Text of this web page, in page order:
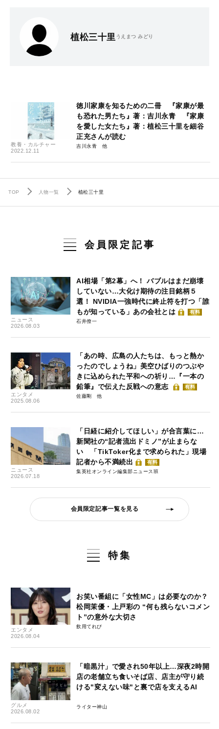
植松三十里 うえまつ みどり
教養・カルチャー
2022.12.11
徳川家康を知るための二冊 『家康が最
も恐れた男たち』著：吉川永青 『家康
を愛した女たち』著：植松三十里を細谷
正充さんが読む
吉川永青
TOP 人物一覧 植松三十里
会員限定記事
ニュース
2026.08.03
AI相場「第2幕」へ！ バブルはまだ崩壊
していない…大化け期待の注目銘柄５
選！ NVIDIA一強時代に終止符を打つ「誰
もが知っている」あの会社とは
有料
石井僚一
エンタメ
2025.08.06
「あの時、広島の人たちは、もっと熱か
ったのでしょうね」美空ひばりのつぶや
きに込められた平和への祈り…『一本の
鉛筆』で伝えた反戦への意志
有料
佐藤剛
ニュース
2026.07.18
「日経に紹介してほしい」が合言葉に…
新聞社の“記者流出ドミノ”が止まらな
い 「TikToker化まで求められた」現場
記者から不満続出
有料
集英社オンライン編集部ニュース班
会員限定記事一覧を見る
特集
エンタメ
2026.08.04
お笑い番組に「女性MC」は必要なのか？
松岡茉優・上戸彩の “何も残らないコメン
ト”の意外な大切さ
飲用てれび
グルメ
2026.08.02
「暗黒汁」で愛され50年以上…深夜2時開
店の老舗立ち食いそば店、店主が守り続
ける"変えない味"と裏で店を支えるAI
ライター神山